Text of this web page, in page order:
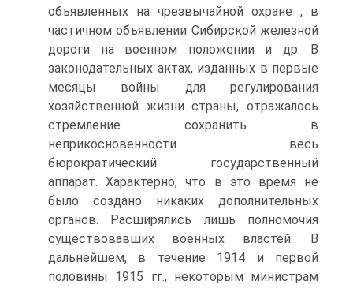
объявленных на чрезвычайной охране , в
частичном объявлении Сибирской железной
дороги на военном положении и др. В
законодательных актах, изданных в первые
месяцы войны для регулирования
хозяйственной жизни страны, отражалось
стремление сохранить в
неприкосновенности весь
бюрократический государственный
аппарат. Xарактерно, что в это время не
было создано никаких дополнительных
органов. Расширялись лишь полномочия
существовавших военных властей. В
дальнейшем, в течение 1914 и первой
половины 1915 гг., некоторым министрам